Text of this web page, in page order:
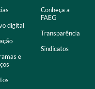
digital
e
Conheça a
FAEG
Transparência
Sindicatos